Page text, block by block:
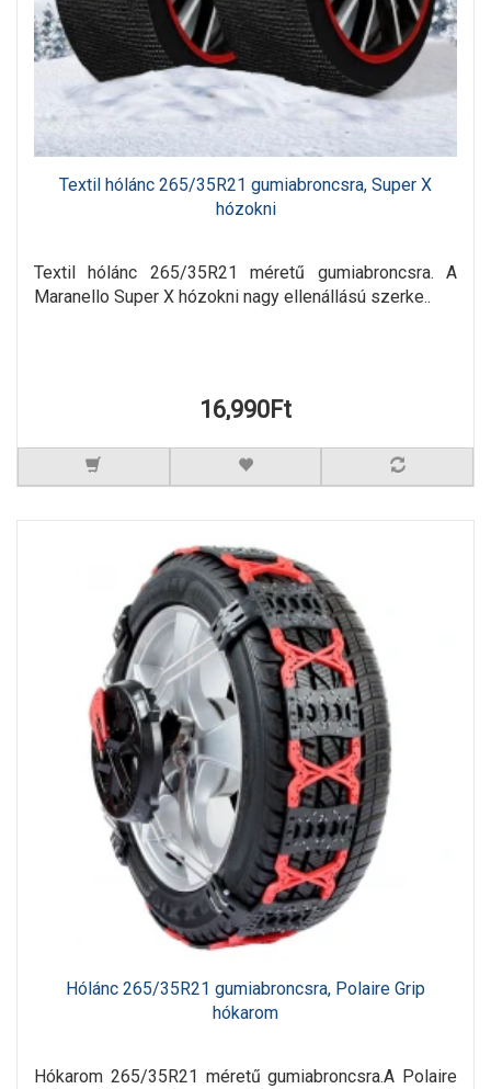
Textil hólánc 265/35R21 gumiabroncsra, Super X
hózokni
Textil hólánc 265/35R21 méretű gumiabroncsra. A
Maranello Super X hózokni nagy ellenállású szerke..
16,990Ft
Hólánc 265/35R21 gumiabroncsra, Polaire Grip
hókarom
Hókarom 265/35R21 méretű gumiabroncsra.A Polaire